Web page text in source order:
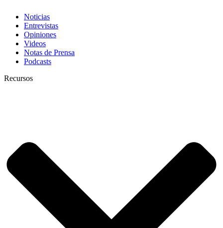
Noticias
Entrevistas
Opiniones
Videos
Notas de Prensa
Podcasts
Recursos